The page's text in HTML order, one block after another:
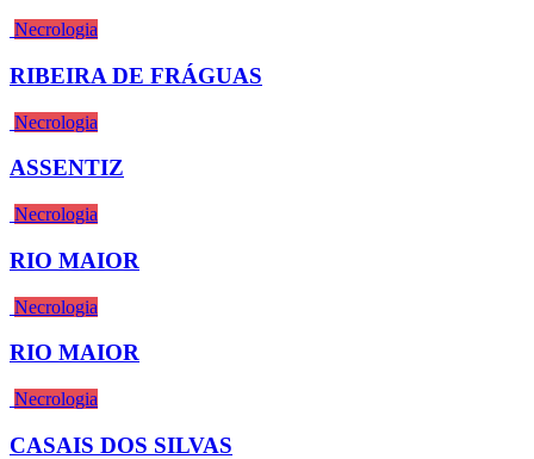
Necrologia
RIBEIRA DE FRÁGUAS
Necrologia
ASSENTIZ
Necrologia
RIO MAIOR
Necrologia
RIO MAIOR
Necrologia
CASAIS DOS SILVAS